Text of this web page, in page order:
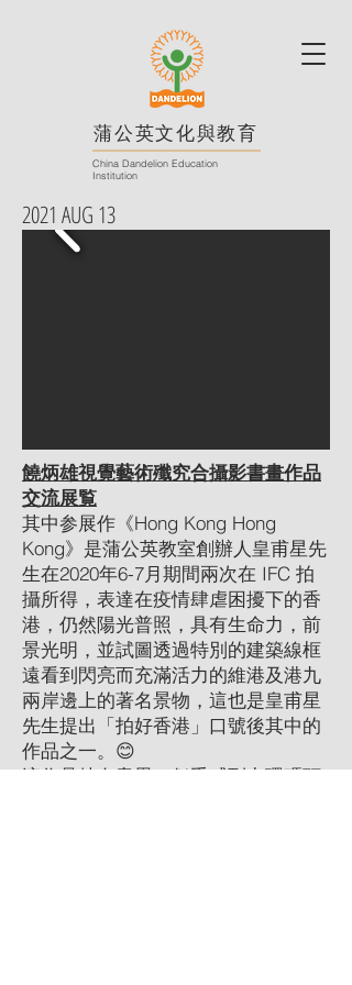
蒲公英文化與教育
China Dandelion Education
Institution
2021 AUG 13
饒炳雄視覺藝術殲究合攝影書畫作品
交流展覧
其中参展作《Hong Kong Hong
Kong》是蒲公英教室創辦人皇甫星先
生在2020年6-7月期間兩次在 IFC 拍
攝所得，表達在疫情肆虐困擾下的香
港，仍然陽光普照，具有生命力，前
景光明，並試圖透過特別的建築線框
遠看到閃亮而充滿活力的維港及港九
兩岸邊上的著名景物，這也是皇甫星
先生提出「拍好香港」口號後其中的
作品之一。😊
這作品特有意思，似乎感到中環碼頭